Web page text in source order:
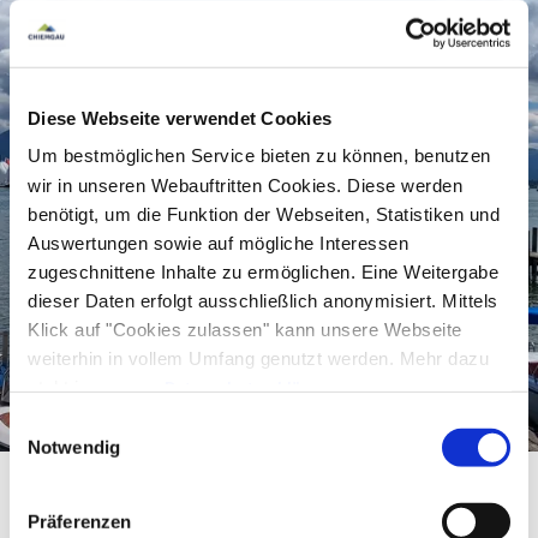
Diese Webseite verwendet Cookies
Um bestmöglichen Service bieten zu können, benutzen
wir in unseren Webauftritten Cookies. Diese werden
benötigt, um die Funktion der Webseiten, Statistiken und
Auswertungen sowie auf mögliche Interessen
zugeschnittene Inhalte zu ermöglichen. Eine Weitergabe
dieser Daten erfolgt ausschließlich anonymisiert. Mittels
Klick auf "Cookies zulassen" kann unsere Webseite
weiterhin in vollem Umfang genutzt werden. Mehr dazu
steht in unserer Datenschutzerklärung.
gelistet.
Einwilligungsauswahl
Notwendig
Präferenzen
Betreuung, transparente Preise und eine
unkomplizierte Abwicklung vor Ort.
Alle wichtigen Informationen zu
Öffnungszeitenund demAngebotbeim
Bootsverleih Hainz sind telefonisch unter +49 (0)
8054 7161 direkt beim Verleiher erhältlich. Am
besten ist es, direkt vor Ort nachzufragen, da
Verfügbarkeit und Wetterbedingungen
kurzfristig variieren können.